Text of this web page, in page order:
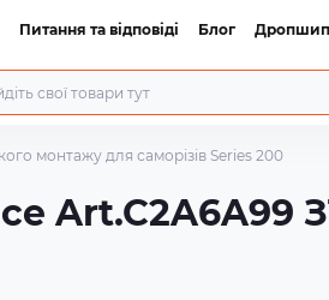
Питання та відповіді Блог
монтажу для саморізів Series 200
Art.C2A6A99